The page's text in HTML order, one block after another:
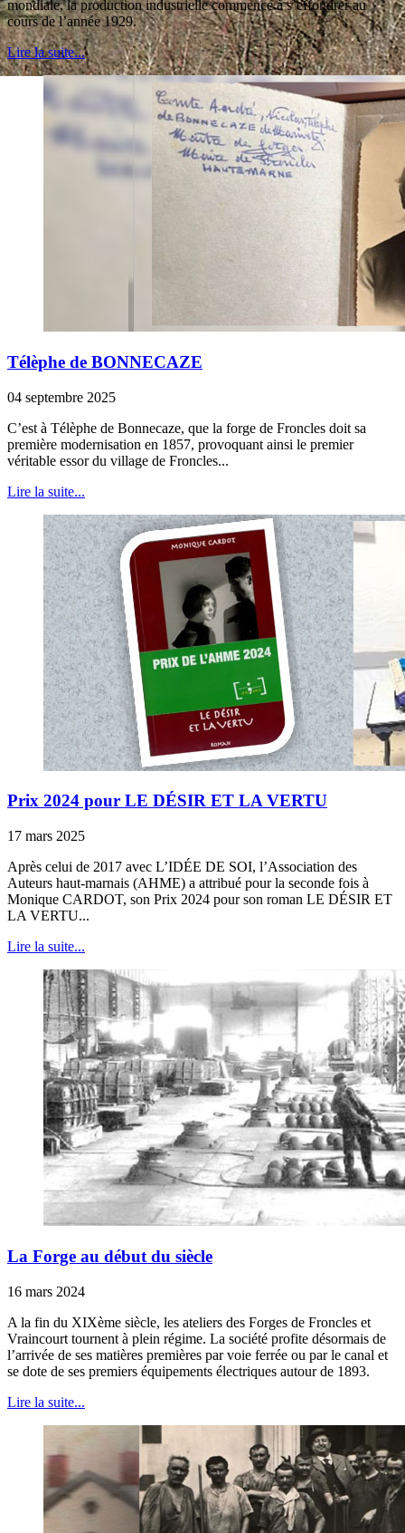
mondiale, la production industrielle commence à s’effondrer au
cours de l’année 1929.
Lire la suite...
Télèphe de BONNECAZE
04 septembre 2025
C’est à Télèphe de Bonnecaze, que la forge de Froncles doit sa
première modernisation en 1857, provoquant ainsi le premier
véritable essor du village de Froncles...
Lire la suite...
Prix 2024 pour LE DÉSIR ET LA VERTU
17 mars 2025
Après celui de 2017 avec L’IDÉE DE SOI, l’Association des
Auteurs haut-marnais (AHME) a attribué pour la seconde fois à
Monique CARDOT, son Prix 2024 pour son roman LE DÉSIR ET
LA VERTU...
Lire la suite...
La Forge au début du siècle
16 mars 2024
A la fin du XIXème siècle, les ateliers des Forges de Froncles et
Vraincourt tournent à plein régime. La société profite désormais de
l’arrivée de ses matières premières par voie ferrée ou par le canal et
se dote de ses premiers équipements électriques autour de 1893.
Lire la suite...